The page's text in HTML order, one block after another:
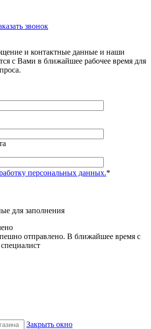
звонок
и контактные данные и наши
с Вами в ближайшее рабочее время для
персональных данных.*
для заполнения
отправлено. В ближайшее время с
Закрыть окно